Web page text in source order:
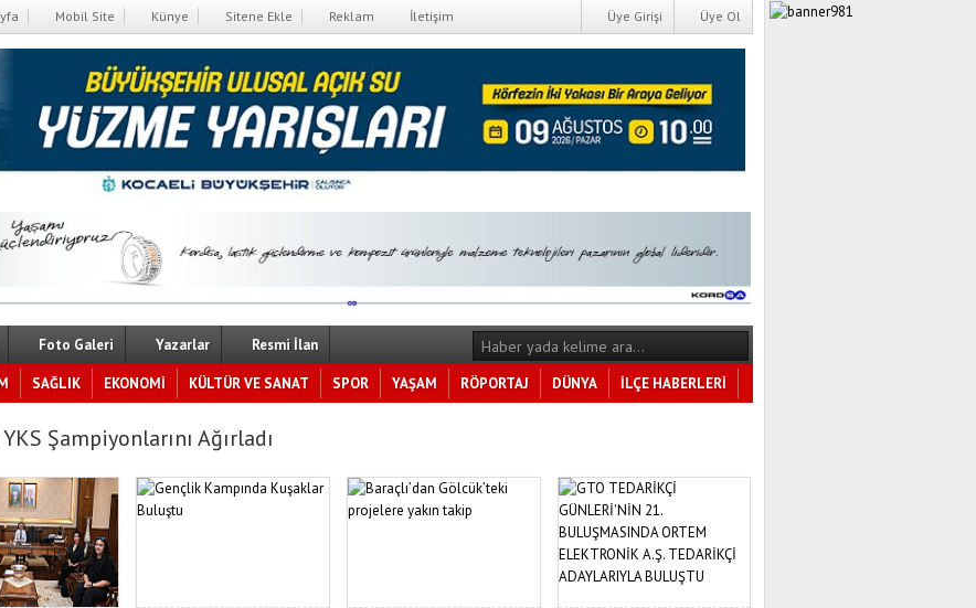
Mobil Site Künye Sitene Ekle Reklam İletişim Üye Ol
Üye Girişi
Foto Galeri Yazarlar Resmi İlan
SAĞLIK EKONOMİ KÜLTÜR VE SANAT SPOR YAŞAM RÖPORTAJ DÜNYA
İLÇE HABERLERİ
Şampiyonlarını Ağırladı